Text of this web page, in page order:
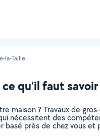
la-Taille
qu’il faut savoir
maison ? Travaux de
nécessitent des
basé près de chez vous